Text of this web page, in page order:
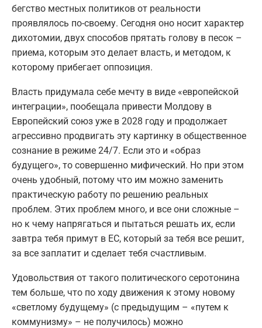
бегство местных политиков от реальности
проявлялось по-своему. Сегодня оно носит характер
дихотомии, двух способов прятать голову в песок –
приема, которым это делает власть, и методом, к
которому прибегает оппозиция.
Власть придумала себе мечту в виде «европейской
интеграции», пообещала привести Молдову в
Европейский союз уже в 2028 году и продолжает
агрессивно продвигать эту картинку в общественное
сознание в режиме 24/7. Если это и «образ
будущего», то совершенно мифический. Но при этом
очень удобный, потому что им можно заменить
практическую работу по решению реальных
проблем. Этих проблем много, и все они сложные –
но к чему напрягаться и пытаться решать их, если
завтра тебя примут в ЕС, который за тебя все решит,
за все заплатит и сделает тебя счастливым.
Удовольствия от такого политического серотонина
тем больше, что по ходу движения к этому новому
«светлому будущему» (с предыдущим – «путем к
коммунизму» – не получилось) можно